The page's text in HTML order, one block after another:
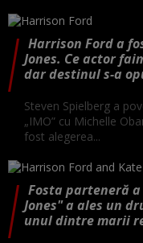
Harrison Ford a
Jones. Ce actor
dar destinul s-a
Steven Spielberg a
„IMO” cu Michelle
fost alegerea...
Fosta parteneră
Jones" a ales un
unul dintre marii